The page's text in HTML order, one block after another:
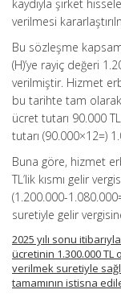
kaydıyla şirket
verilmesi
Bu sözleşme
(H)’ye rayiç değeri
verilmiştir. Hizmet
bu tarihte tam
ücret tutarı 90.000
tutarı (90.000×12=)
Buna göre, hizmet
TL’lik kısmı gelir
(1.200.000-
suretiyle gelir
2025 yılı sonu
ücretinin 1.300.000
verilmek suretiyle
tamamının istisna